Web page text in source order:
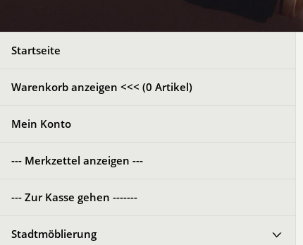
Startseite
Warenkorb anzeigen <<< (0 Artikel)
Mein Konto
--- Merkzettel anzeigen ---
--- Zur Kasse gehen -------
Stadtmöblierung